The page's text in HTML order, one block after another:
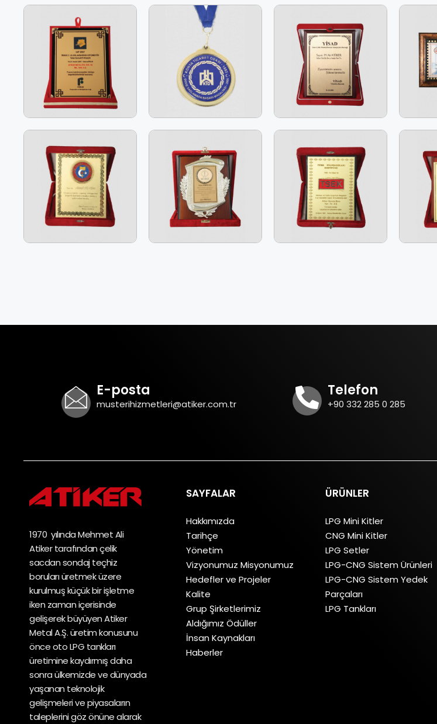
E-posta
musterihizmetleri@atiker.com.tr
Telefon
+90 332 285 0 285
1970 yılında Mehmet Ali
Atiker tarafından çelik
sacdan sondaj teçhiz
boruları üretmek üzere
kurulmuş küçük bir işletme
iken zaman içerisinde
gelişerek büyüyen Atiker
Metal A.Ş. üretim konusunu
önce oto LPG tankları
üretimine kaydırmış daha
sonra ülkemizde ve dünyada
yaşanan teknolojik
gelişmeleri ve piyasaların
taleplerini göz önüne alarak
SAYFALAR
Hakkımızda
Tarihçe
Yönetim
Vizyonumuz Misyonumuz
Hedefler ve Projeler
Kalite
Grup Şirketlerimiz
Aldığımız Ödüller
İnsan Kaynakları
Haberler
ÜRÜNLER
LPG Mini Kitler
CNG Mini Kitler
LPG Setler
LPG-CNG Sistem Ürünleri
LPG-CNG Sistem Yedek
Parçaları
LPG Tankları